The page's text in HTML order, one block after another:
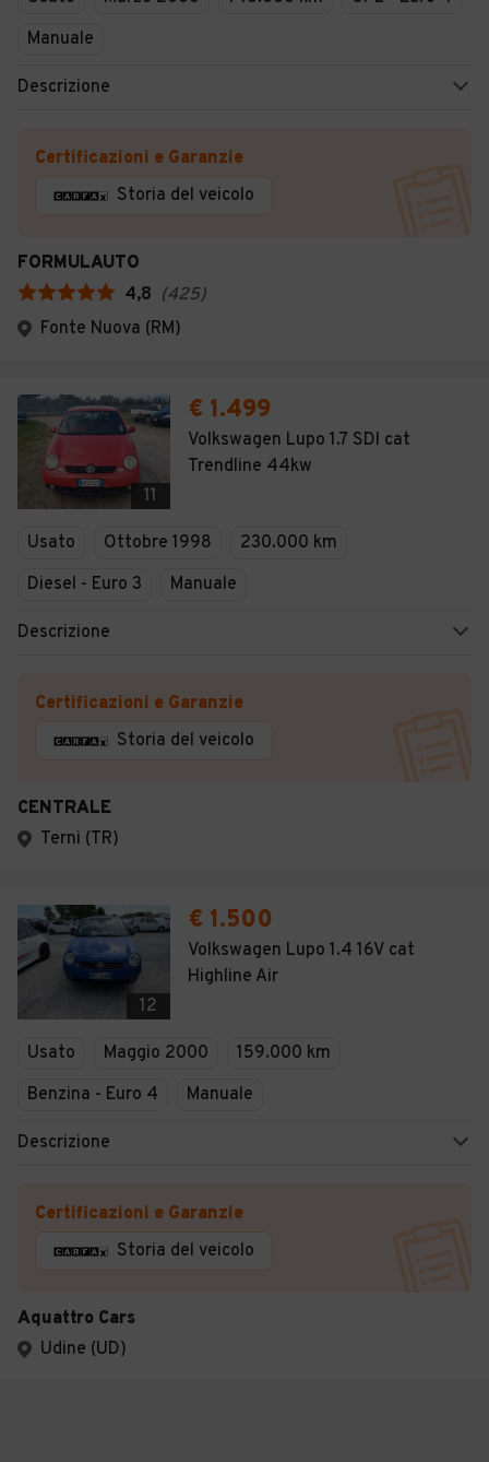
Manuale
Descrizione
Certificazioni e Garanzie
Storia del veicolo
FORMULAUTO
4,8 (425)
Fonte Nuova (RM)
11
€ 1.499
Volkswagen Lupo 1.7 SDI cat
Trendline 44kw
Usato Ottobre 1998
230.000 km
Diesel - Euro 3
Manuale
Descrizione
Certificazioni e Garanzie
Storia del veicolo
CENTRALE
Terni (TR)
12
€ 1.500
Volkswagen Lupo 1.4 16V cat
Highline Air
Usato Maggio 2000
159.000 km
Benzina - Euro 4
Manuale
Descrizione
Certificazioni e Garanzie
Storia del veicolo
Aquattro Cars
Udine (UD)